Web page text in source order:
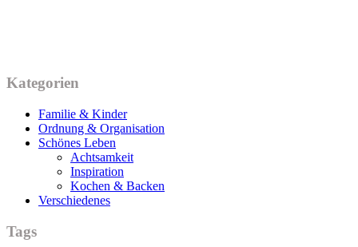
Kategorien
Familie & Kinder
Ordnung & Organisation
Schönes Leben
Achtsamkeit
Inspiration
Kochen & Backen
Verschiedenes
Tags